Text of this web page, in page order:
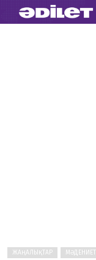
ЖАҢАЛЫҚТАР МӘДЕНИЕТ